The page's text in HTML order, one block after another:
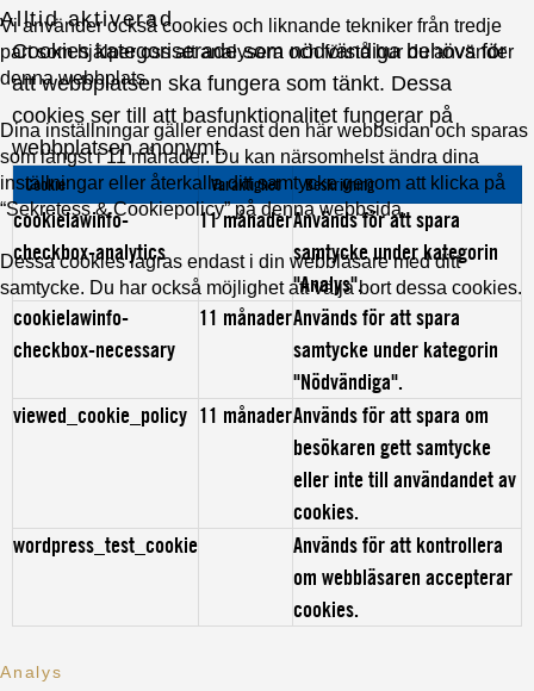
Vi använder också cookies och liknande tekniker från tredje
part som hjälper oss att analysera och förstå hur du använder
denna webbplats.
Dina inställningar gäller endast den här webbsidan och sparas
som längst i 11 månader. Du kan närsomhelst ändra dina
inställningar eller återkalla ditt samtycke genom att klicka på
“Sekretess & Cookiepolicy” på denna webbsida.
Dessa cookies lagras endast i din webbläsare med ditt
samtycke. Du har också möjlighet att välja bort dessa cookies.
Alltid aktiverad
Cookies kategoriserade som nödvändiga behövs för
att webbplatsen ska fungera som tänkt. Dessa
cookies ser till att basfunktionalitet fungerar på
webbplatsen anonymt.
Cookie Varaktighet Beskrivning
cookielawinfo-
checkbox-analytics
11 månaderAnvänds för att spara
samtycke under kategorin
"Analys".
cookielawinfo-
checkbox-necessary
11 månaderAnvänds för att spara
samtycke under kategorin
"Nödvändiga".
viewed_cookie_policy 11 månaderAnvänds för att spara om
besökaren gett samtycke
eller inte till användandet av
cookies.
wordpress_test_cookie
Används för att kontrollera
om webbläsaren accepterar
cookies.
Analys